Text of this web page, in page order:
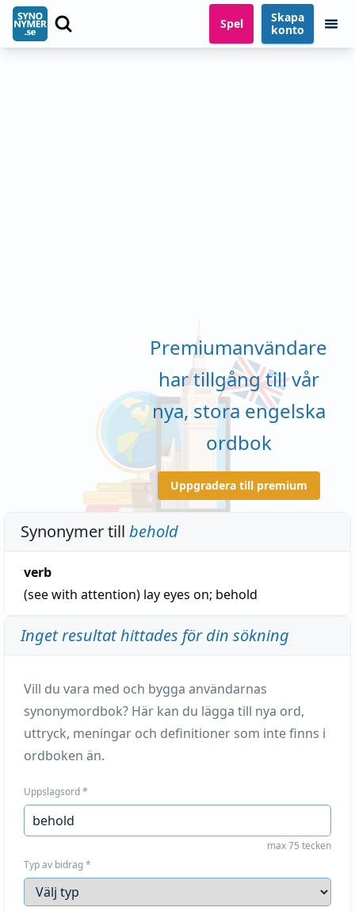
Spel
Skapa
konto
Premiumanvändare
har tillgång till vår
nya, stora engelska
ordbok
Uppgradera till premium
Synonymer till behold
verb
(see with attention) lay eyes on; behold
Inget resultat hittades för din sökning
Vill du vara med och bygga användarnas
synonymordbok? Här kan du lägga till nya ord,
uttryck, meningar och definitioner som inte finns i
ordboken än.
Uppslagsord*
max 75 tecken
Typ av bidrag*